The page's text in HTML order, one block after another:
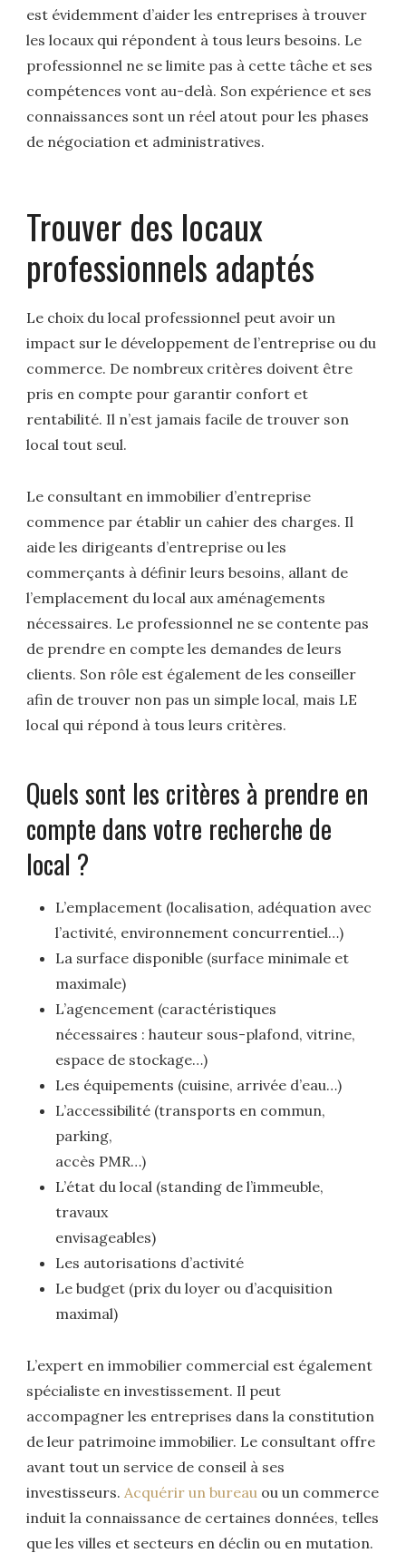
est évidemment d’aider les entreprises à trouver
les locaux qui répondent à tous leurs besoins. Le
professionnel ne se limite pas à cette tâche et ses
compétences vont au-delà. Son expérience et ses
connaissances sont un réel atout pour les phases
de négociation et administratives.
Trouver des locaux
professionnels adaptés
Le choix du local professionnel peut avoir un
impact sur le développement de l’entreprise ou du
commerce. De nombreux critères doivent être
pris en compte pour garantir confort et
rentabilité. Il n’est jamais facile de trouver son
local tout seul.
Le consultant en immobilier d’entreprise
commence par établir un cahier des charges. Il
aide les dirigeants d’entreprise ou les
commerçants à définir leurs besoins, allant de
l’emplacement du local aux aménagements
nécessaires. Le professionnel ne se contente pas
de prendre en compte les demandes de leurs
clients. Son rôle est également de les conseiller
afin de trouver non pas un simple local, mais LE
local qui répond à tous leurs critères.
Quels sont les critères à prendre en
compte dans votre recherche de
local ?
L’emplacement (localisation, adéquation avec
l’activité, environnement concurrentiel…)
La surface disponible (surface minimale et
maximale)
L’agencement (caractéristiques
nécessaires : hauteur sous-plafond, vitrine,
espace de stockage…)
Les équipements (cuisine, arrivée d’eau…)
L’accessibilité (transports en commun,
parking,
accès PMR…)
L’état du local (standing de l’immeuble,
travaux
envisageables)
Les autorisations d’activité
Le budget (prix du loyer ou d’acquisition
maximal)
L’expert en immobilier commercial est également
spécialiste en investissement. Il peut
accompagner les entreprises dans la constitution
de leur patrimoine immobilier. Le consultant offre
avant tout un service de conseil à ses
investisseurs.Acquérir un bureau ou un commerce
induit la connaissance de certaines données, telles
que les villes et secteurs en déclin ou en mutation.